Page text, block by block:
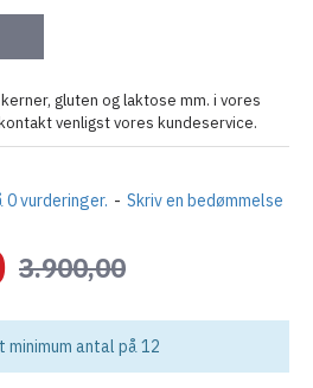
gluten og laktose mm. i vores
venligst vores kundeservice.
0 vurderinger. - Skriv en bedømmelse
3.900,00
antal på 12